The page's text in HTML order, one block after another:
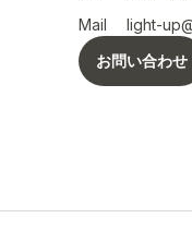
Mail
light-
お問い合わせ